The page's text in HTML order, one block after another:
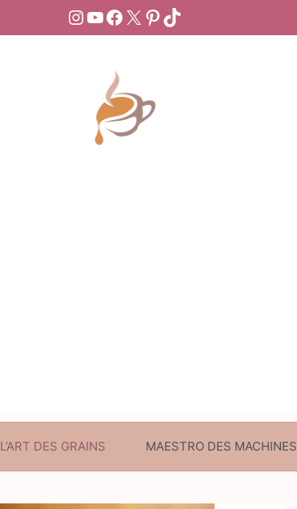
Instagram
YouTube
Facebook
X Pinterest
TikTok
L’ART DES GRAINS MAESTRO DES MACHINES